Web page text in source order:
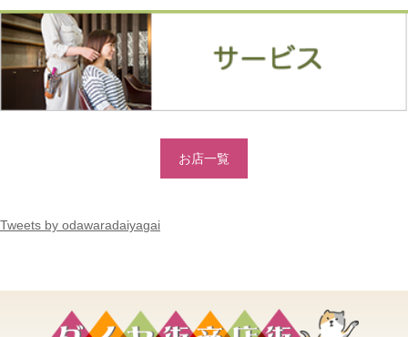
お店一覧
Tweets by odawaradaiyagai